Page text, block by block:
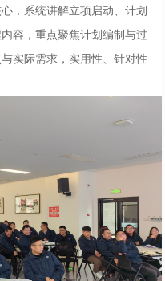
，系统讲解立项启动、计划
容，重点聚焦计划编制与过
实际需求，实用性、针对性